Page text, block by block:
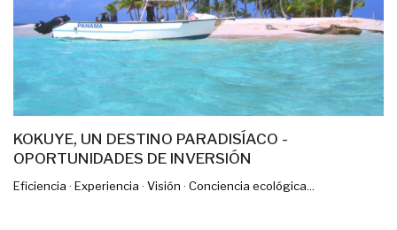
KOKUYE, UN DESTINO PARADISÍACO -
OPORTUNIDADES DE INVERSIÓN
Eficiencia · Experiencia · Visión · Conciencia ecológica...